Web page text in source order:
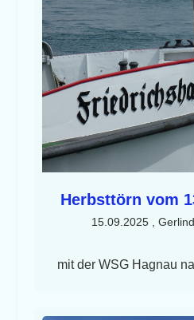
Herbsttörn vom
15.09.2025,
mit der WSG Hagnau